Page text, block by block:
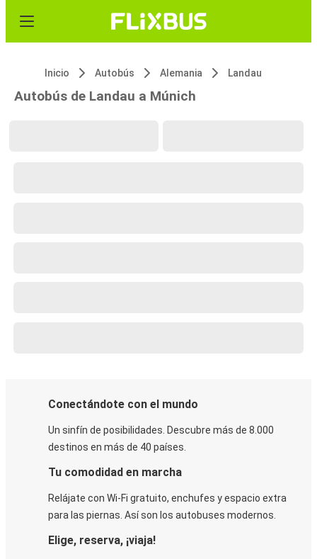
Inicio Autobús Alemania Landau
Autobús de Landau a Múnich
Conectándote con el mundo
Un sinfín de posibilidades. Descubre más de 8.000
destinos en más de 40 países.
Tu comodidad en marcha
Relájate con Wi-Fi gratuito, enchufes y espacio extra
para las piernas. Así son los autobuses modernos.
Elige, reserva, ¡viaja!